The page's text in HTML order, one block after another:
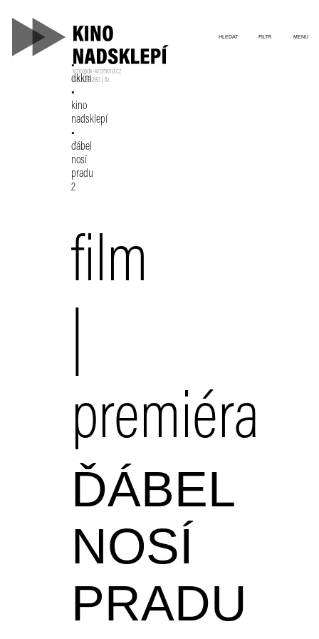
dkkm
kino
nadsklepí
ďábel
nosí
pradu
2
film
premiéra
ĎÁBEL
NOSÍ
PRADU
kino@dk-kromeriz.cz
573 339 280 fb
HLEDAT FILTR MENU